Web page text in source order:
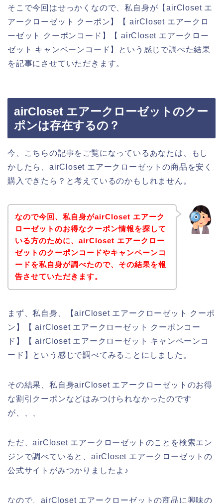
そこで今回はせっかくなので、私自身が【airCloset エ
アークローゼット クーポン】【 airCloset エアークロ
ーゼット クーポンコード】【 airCloset エアークロー
ゼット キャンペーンコード】という感じで調べた結果
を記事にさせていただきます。
airCloset エアークローゼットのクー
ポンは存在するの？
今、こちらの記事をご覧になっているあなたは、もし
かしたら、airCloset エアークローゼットの商品を安く
購入できたら？と考えているのかもしれません。
なので今回、私自身がairCloset エアーク
ローゼットのお得なクーポン情報を探して
いる方のために、airCloset エアークロー
ゼットのクーポンコードやキャンペーンコ
ードを私自身が調べたので、その結果を報
告させていただきます。
まず、私自身、【airCloset エアークローゼット クーポ
ン】【 airCloset エアークローゼット クーポンコー
ド】【 airCloset エアークローゼット キャンペーンコ
ード】という感じで調べてみることにしました。
その結果、私自身airCloset エアークローゼットのお得
な割引クーポンなどはみつけられなかったのです
が、、、
ただ、airCloset エアークローゼットのことを検索エン
ジンで調べていると、airCloset エアークローゼットの
公式サイトがみつかりましたよ♪
なので、airCloset エアークローゼットの商品に興味の